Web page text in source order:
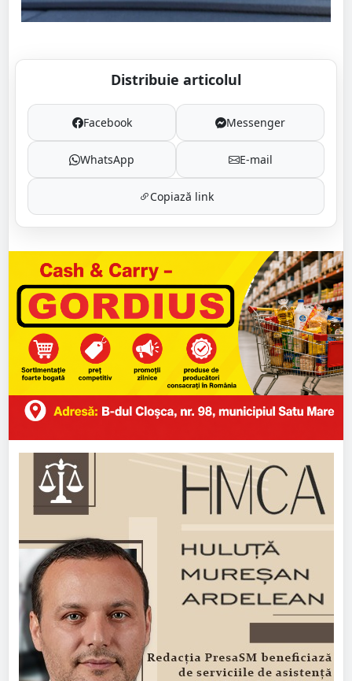
Distribuie articolul
Facebook Messenger
WhatsApp E-mail
Copiază link